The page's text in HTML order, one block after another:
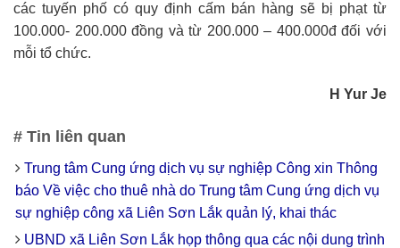
các tuyến phố có quy định cấm bán hàng sẽ bị phạt từ
100.000- 200.000 đồng và từ 200.000 – 400.000đ đối với
mỗi tổ chức.
H Yur Je
# Tin liên quan
Trung tâm Cung ứng dịch vụ sự nghiệp Công xin Thông
báo Về việc cho thuê nhà do Trung tâm Cung ứng dịch vụ
sự nghiệp công xã Liên Sơn Lắk quản lý, khai thác
UBND xã Liên Sơn Lắk họp thông qua các nội dung trình